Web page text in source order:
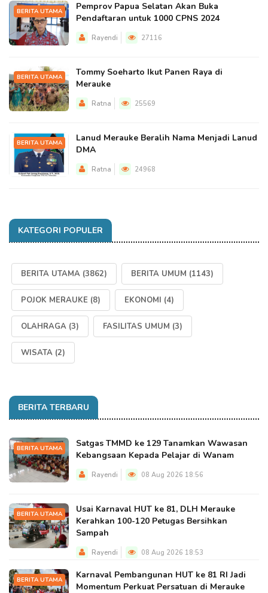
BERITA UTAMA
Pemprov Papua Selatan Akan Buka
Pendaftaran untuk 1000 CPNS 2024
Rayendi 27116
BERITA UTAMA
Tommy Soeharto Ikut Panen Raya di
Merauke
Ratna 25569
BERITA UTAMA
Lanud Merauke Beralih Nama Menjadi Lanud
DMA
Ratna 24968
KATEGORI POPULER
BERITA UTAMA (3862) BERITA UMUM (1143)
POJOK MERAUKE (8) EKONOMI (4)
OLAHRAGA (3) FASILITAS UMUM (3)
WISATA (2)
BERITA TERBARU
BERITA UTAMA
Satgas TMMD ke 129 Tanamkan Wawasan
Kebangsaan Kepada Pelajar di Wanam
Rayendi 08 Aug 2026 18:56
BERITA UTAMA
Usai Karnaval HUT ke 81, DLH Merauke
Kerahkan 100-120 Petugas Bersihkan
Sampah
Rayendi 08 Aug 2026 18:53
BERITA UTAMA
Karnaval Pembangunan HUT ke 81 RI Jadi
Momentum Perkuat Persatuan di Merauke